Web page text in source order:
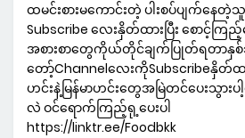
ထမင်းစားမကောင်းတဲ့ ပါးစပ်ပျက်နေတဲ့
Subscribe လေးနှိတ်ထားပြီး စောင့်ကြည့်
အစားစာတွေကိုယ်တိုင်ချက်ပြုတ်ရတာနှစ်
တော့်ChannelလေးကိုSubscribeနှိတ်ထာ
ဟင်းနဲ့မြန်မာဟင်းတွေအမြဲတင်ပေးသွာ
လဲ ဝင်ရောက်ကြည့်ရု့ပေးပါ
https://linktr.ee/Foodbkk